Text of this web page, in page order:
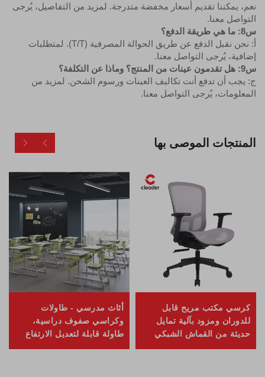
نعم، يمكننا تقديم أسعار مخفضة متدرجة. لمزيد من التفاصيل، يُرجى
التواصل معنا.
س8: ما هي طريقة الدفع؟
أ: نحن نقبل الدفع عن طريق الحوالة المصرفية (T/T). لمتطلبات
إضافية، يُرجى التواصل معنا.
س9: هل تقدمون عينات من المنتج؟ وماذا عن التكلفة؟
ج: يجب أن تدفع أنت تكاليف العينات ورسوم الشحن. لمزيد من
المعلومات، يُرجى التواصل معنا.
المنتجات الموصى بها
كرسي مكتب مريح قابل
للدوران ومزود بآلية تمايل
حديثة من القماش الشبكي
أثاث مدرسي - طاولات
وكراسي صفوف دراسية،
طاولة قابلة لتعديل الارتفاع
للطلاب